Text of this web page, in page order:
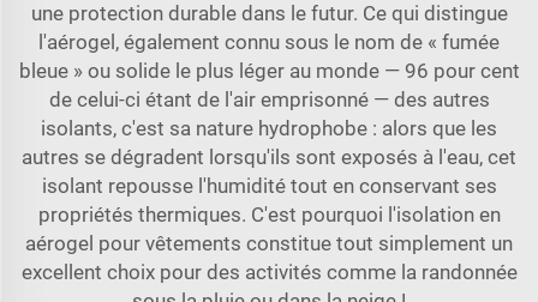
une protection durable dans le futur. Ce qui distingue
l'aérogel, également connu sous le nom de « fumée
bleue » ou solide le plus léger au monde — 96 pour cent
de celui-ci étant de l'air emprisonné — des autres
isolants, c'est sa nature hydrophobe : alors que les
autres se dégradent lorsqu'ils sont exposés à l'eau, cet
isolant repousse l'humidité tout en conservant ses
propriétés thermiques. C'est pourquoi l'isolation en
aérogel pour vêtements constitue tout simplement un
excellent choix pour des activités comme la randonnée